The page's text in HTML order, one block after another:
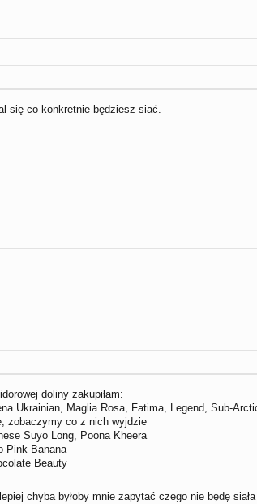
się co konkretnie będziesz siać.
doliny zakupiłam:
Ukrainian, Maglia Rosa, Fatima, Legend, Sub-
zobaczymy co z nich wyjdzie
Suyo Long, Poona Kheera
Pink Banana
Beauty
chyba byłoby mnie zapytać czego nie będę siała